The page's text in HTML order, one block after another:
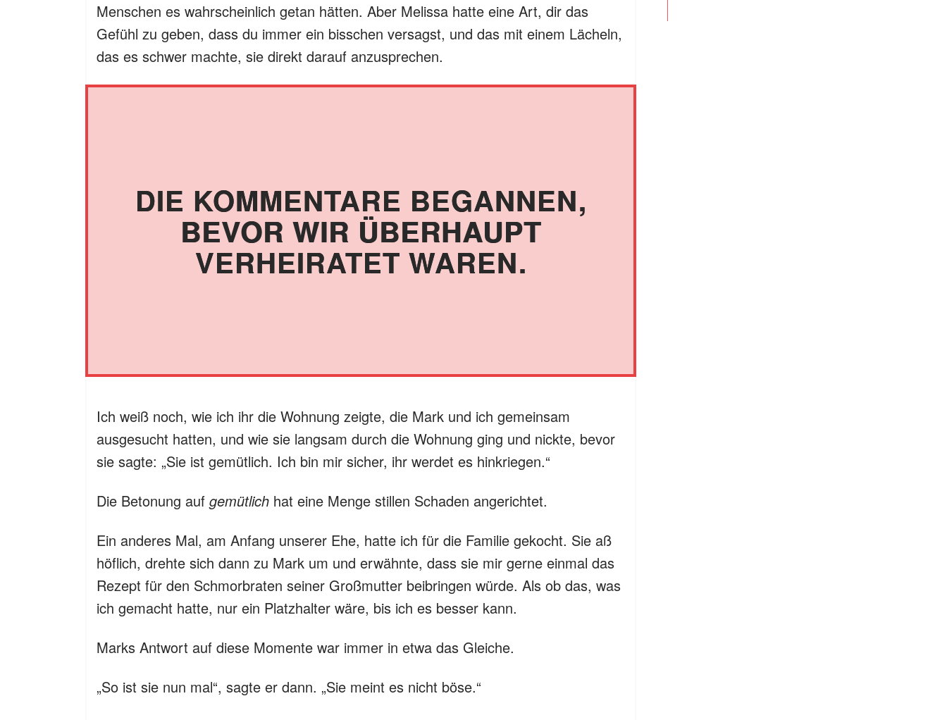
Menschen es wahrscheinlich getan hätten. Aber Melissa hatte eine Art, dir das
Gefühl zu geben, dass du immer ein bisschen versagst, und das mit einem Lächeln,
das es schwer machte, sie direkt darauf anzusprechen.
DIE KOMMENTARE BEGANNEN,
BEVOR WIR ÜBERHAUPT
VERHEIRATET WAREN.
Ich weiß noch, wie ich ihr die Wohnung zeigte, die Mark und ich gemeinsam
ausgesucht hatten, und wie sie langsam durch die Wohnung ging und nickte, bevor
sie sagte: „Sie ist gemütlich. Ich bin mir sicher, ihr werdet es hinkriegen.“
Die Betonung auf gemütlich hat eine Menge stillen Schaden angerichtet.
Ein anderes Mal, am Anfang unserer Ehe, hatte ich für die Familie gekocht. Sie aß
höflich, drehte sich dann zu Mark um und erwähnte, dass sie mir gerne einmal das
Rezept für den Schmorbraten seiner Großmutter beibringen würde. Als ob das, was
ich gemacht hatte, nur ein Platzhalter wäre, bis ich es besser kann.
Marks Antwort auf diese Momente war immer in etwa das Gleiche.
„So ist sie nun mal“, sagte er dann. „Sie meint es nicht böse.“